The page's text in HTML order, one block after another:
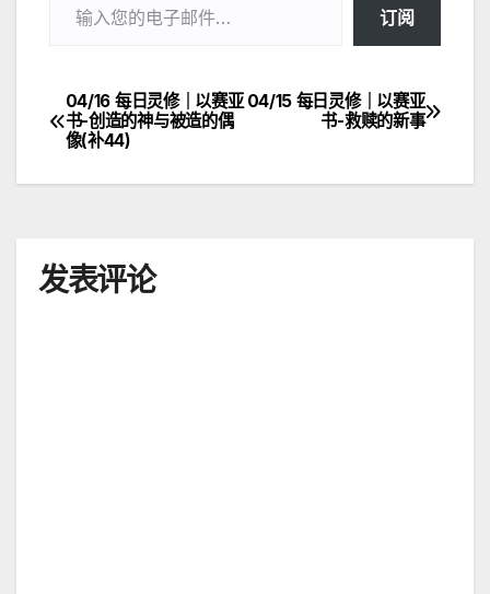
订阅
文
章
04/15 每日灵修｜以赛亚
书-救赎的新事
04/16 每日灵修｜以赛亚
书-创造的神与被造的偶
像(补44)
发表评论